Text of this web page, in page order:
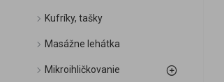
Kufríky, tašky
Masážne lehátka
Mikroihličkovanie